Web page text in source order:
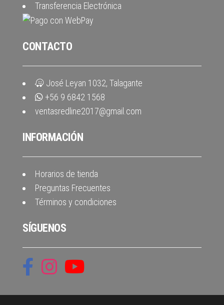
Transferencia Electrónica
CONTACTO
José Leyan 1032, Talagante
+56 9 6842 1568
ventasredline2017@gmail.com
INFORMACIÓN
Horarios de tienda
Preguntas Frecuentes
Términos y condiciones
SÍGUENOS